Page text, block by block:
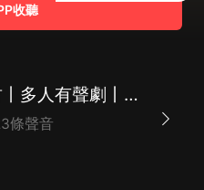
收聽
大唐第一暴君丨多人有聲劇丨大唐丨穿越小說丨歷史丨穿越重生
條聲音